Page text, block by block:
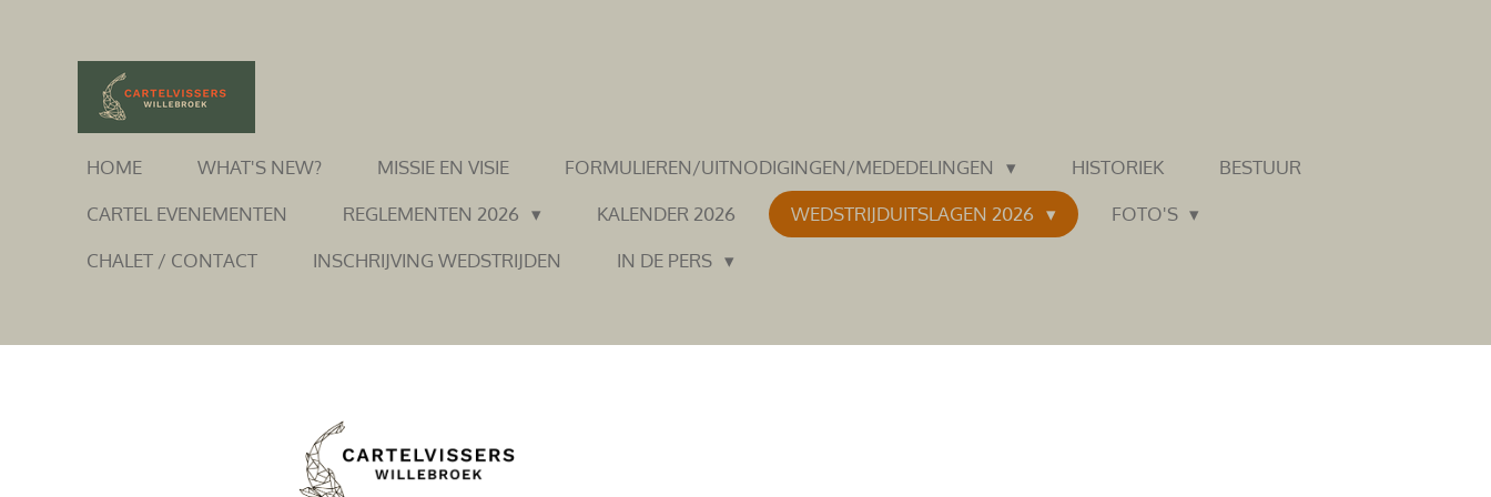
HOME WHAT'S NEW? MISSIE EN VISIE FORMULIEREN/UITNODIGINGEN/MEDEDELINGEN HISTORIEK
BESTUUR
CARTEL EVENEMENTEN
REGLEMENTEN 2026 KALENDER 2026 WEDSTRIJDUITSLAGEN 2026
FOTO'S
CHALET / CONTACT
INSCHRIJVING WEDSTRIJDEN IN DE PERS